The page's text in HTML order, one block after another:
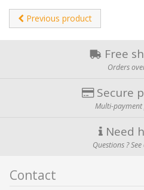
Previous product
Free
Orders
Secure
Multi-
Need
Questions ?
Contact